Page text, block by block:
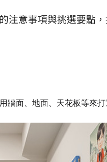
的注意事項與挑選要點
面、地面、天花板等來打